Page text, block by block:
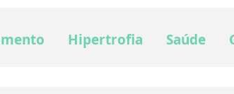
Hipertrofia Saúde